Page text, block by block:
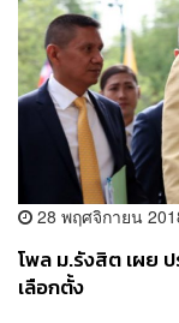
28 พฤศจิกายน
โพล ม.รังสิต เผย ป
เลือกตั้ง